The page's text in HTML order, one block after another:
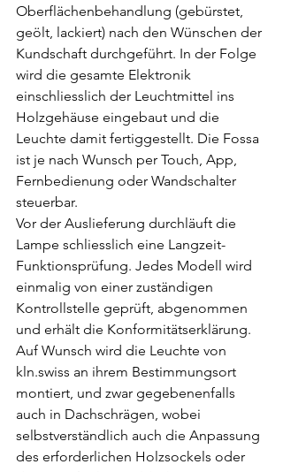
Oberflächenbehandlung (gebürstet,
geölt, lackiert) nach den Wünschen der
Kundschaft durchgeführt. In der Folge
wird die gesamte Elektronik
einschliesslich der Leuchtmittel ins
Holzgehäuse eingebaut und die
Leuchte damit fertiggestellt. Die Fossa
ist je nach Wunsch per Touch, App,
Fernbedienung oder Wandschalter
steuerbar.
Vor der Auslieferung durchläuft die
Lampe schliesslich eine Langzeit-
Funktionsprüfung. Jedes Modell wird
einmalig von einer zuständigen
Kontrollstelle geprüft, abgenommen
und erhält die Konformitätserklärung.
Auf Wunsch wird die Leuchte von
kln.swiss an ihrem Bestimmungsort
montiert, und zwar gegebenenfalls
auch in Dachschrägen, wobei
selbstverständlich auch die Anpassung
des erforderlichen Holzsockels oder